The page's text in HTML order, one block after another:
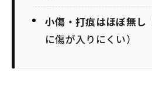
小傷・打痕はほぼ無し
に傷が入りにくい）